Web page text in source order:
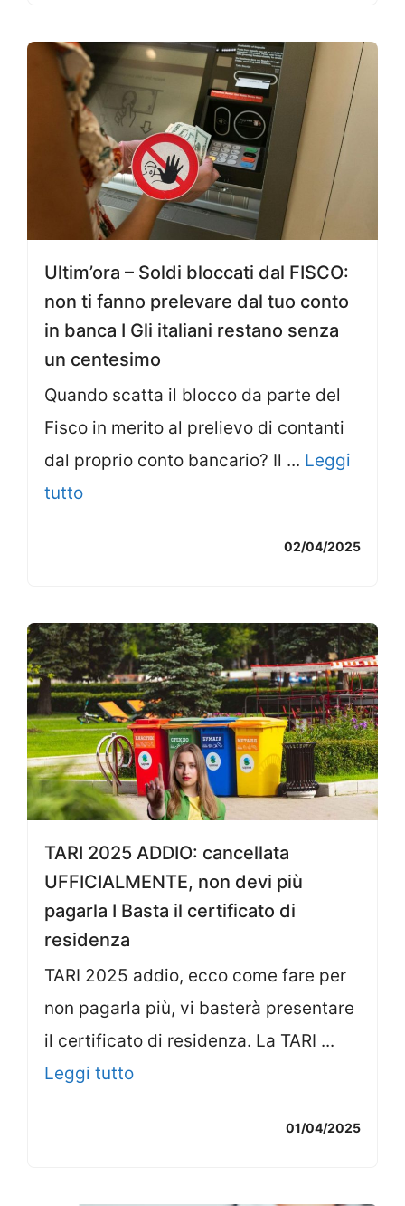
Ultim’ora – Soldi bloccati dal FISCO:
non ti fanno prelevare dal tuo conto
in banca I Gli italiani restano senza
un centesimo
Quando scatta il blocco da parte del
Fisco in merito al prelievo di contanti
dal proprio conto bancario? Il ... Leggi
tutto
02/04/2025
TARI 2025 ADDIO: cancellata
UFFICIALMENTE, non devi più
pagarla I Basta il certificato di
residenza
TARI 2025 addio, ecco come fare per
non pagarla più, vi basterà presentare
il certificato di residenza. La TARI ...
Leggi tutto
01/04/2025